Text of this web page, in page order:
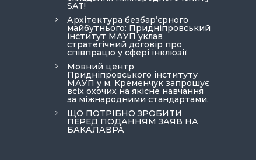
SAT!
Архітектура безбар’єрного
майбутнього: Придніпровський
інститут МАУП уклав
стратегічний договір про
співпрацю у сфері інклюзії
Мовний центр
Придніпровського інституту
МАУП у м. Кременчук запрошує
всіх охочих на якісне навчання
за міжнародними стандартами.
ЩО ПОТРІБНО ЗРОБИТИ
ПЕРЕД ПОДАННЯМ ЗАЯВ НА
БАКАЛАВРА